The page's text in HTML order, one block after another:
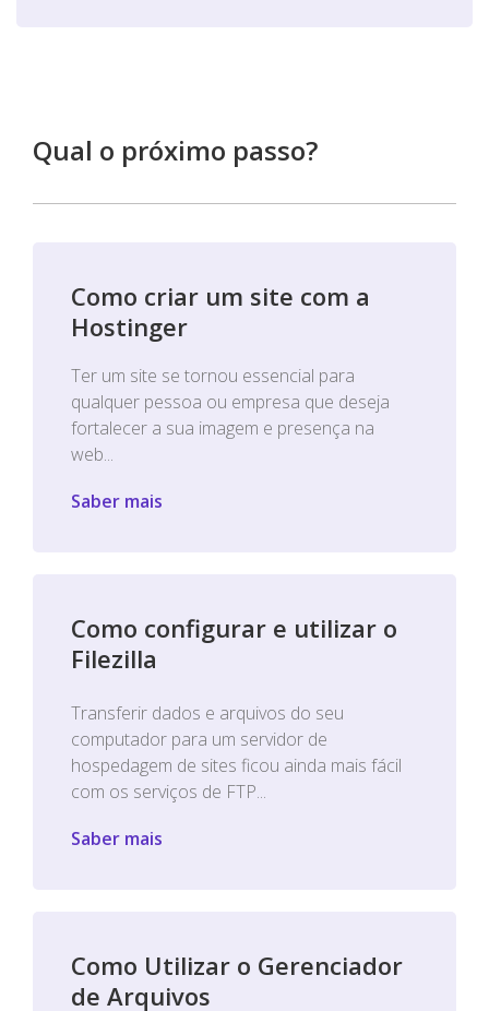
Qual o próximo passo?
Como criar um site com a
Hostinger
Ter um site se tornou essencial para
qualquer pessoa ou empresa que deseja
fortalecer a sua imagem e presença na
web...
Saber mais
Como configurar e utilizar o
Filezilla
Transferir dados e arquivos do seu
computador para um servidor de
hospedagem de sites ficou ainda mais fácil
com os serviços de FTP...
Saber mais
Como Utilizar o Gerenciador
de Arquivos